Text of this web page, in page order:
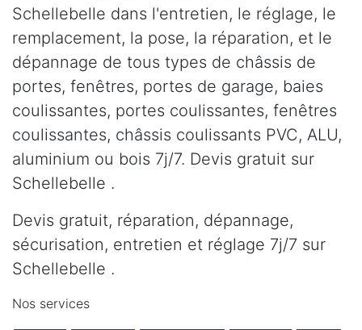
Schellebelle dans l'entretien, le réglage, le
remplacement, la pose, la réparation, et le
dépannage de tous types de châssis de
portes, fenêtres, portes de garage, baies
coulissantes, portes coulissantes, fenêtres
coulissantes, châssis coulissants PVC, ALU,
aluminium ou bois 7j/7. Devis gratuit sur
Schellebelle .
Devis gratuit, réparation, dépannage,
sécurisation, entretien et réglage 7j/7 sur
Schellebelle .
Nos services